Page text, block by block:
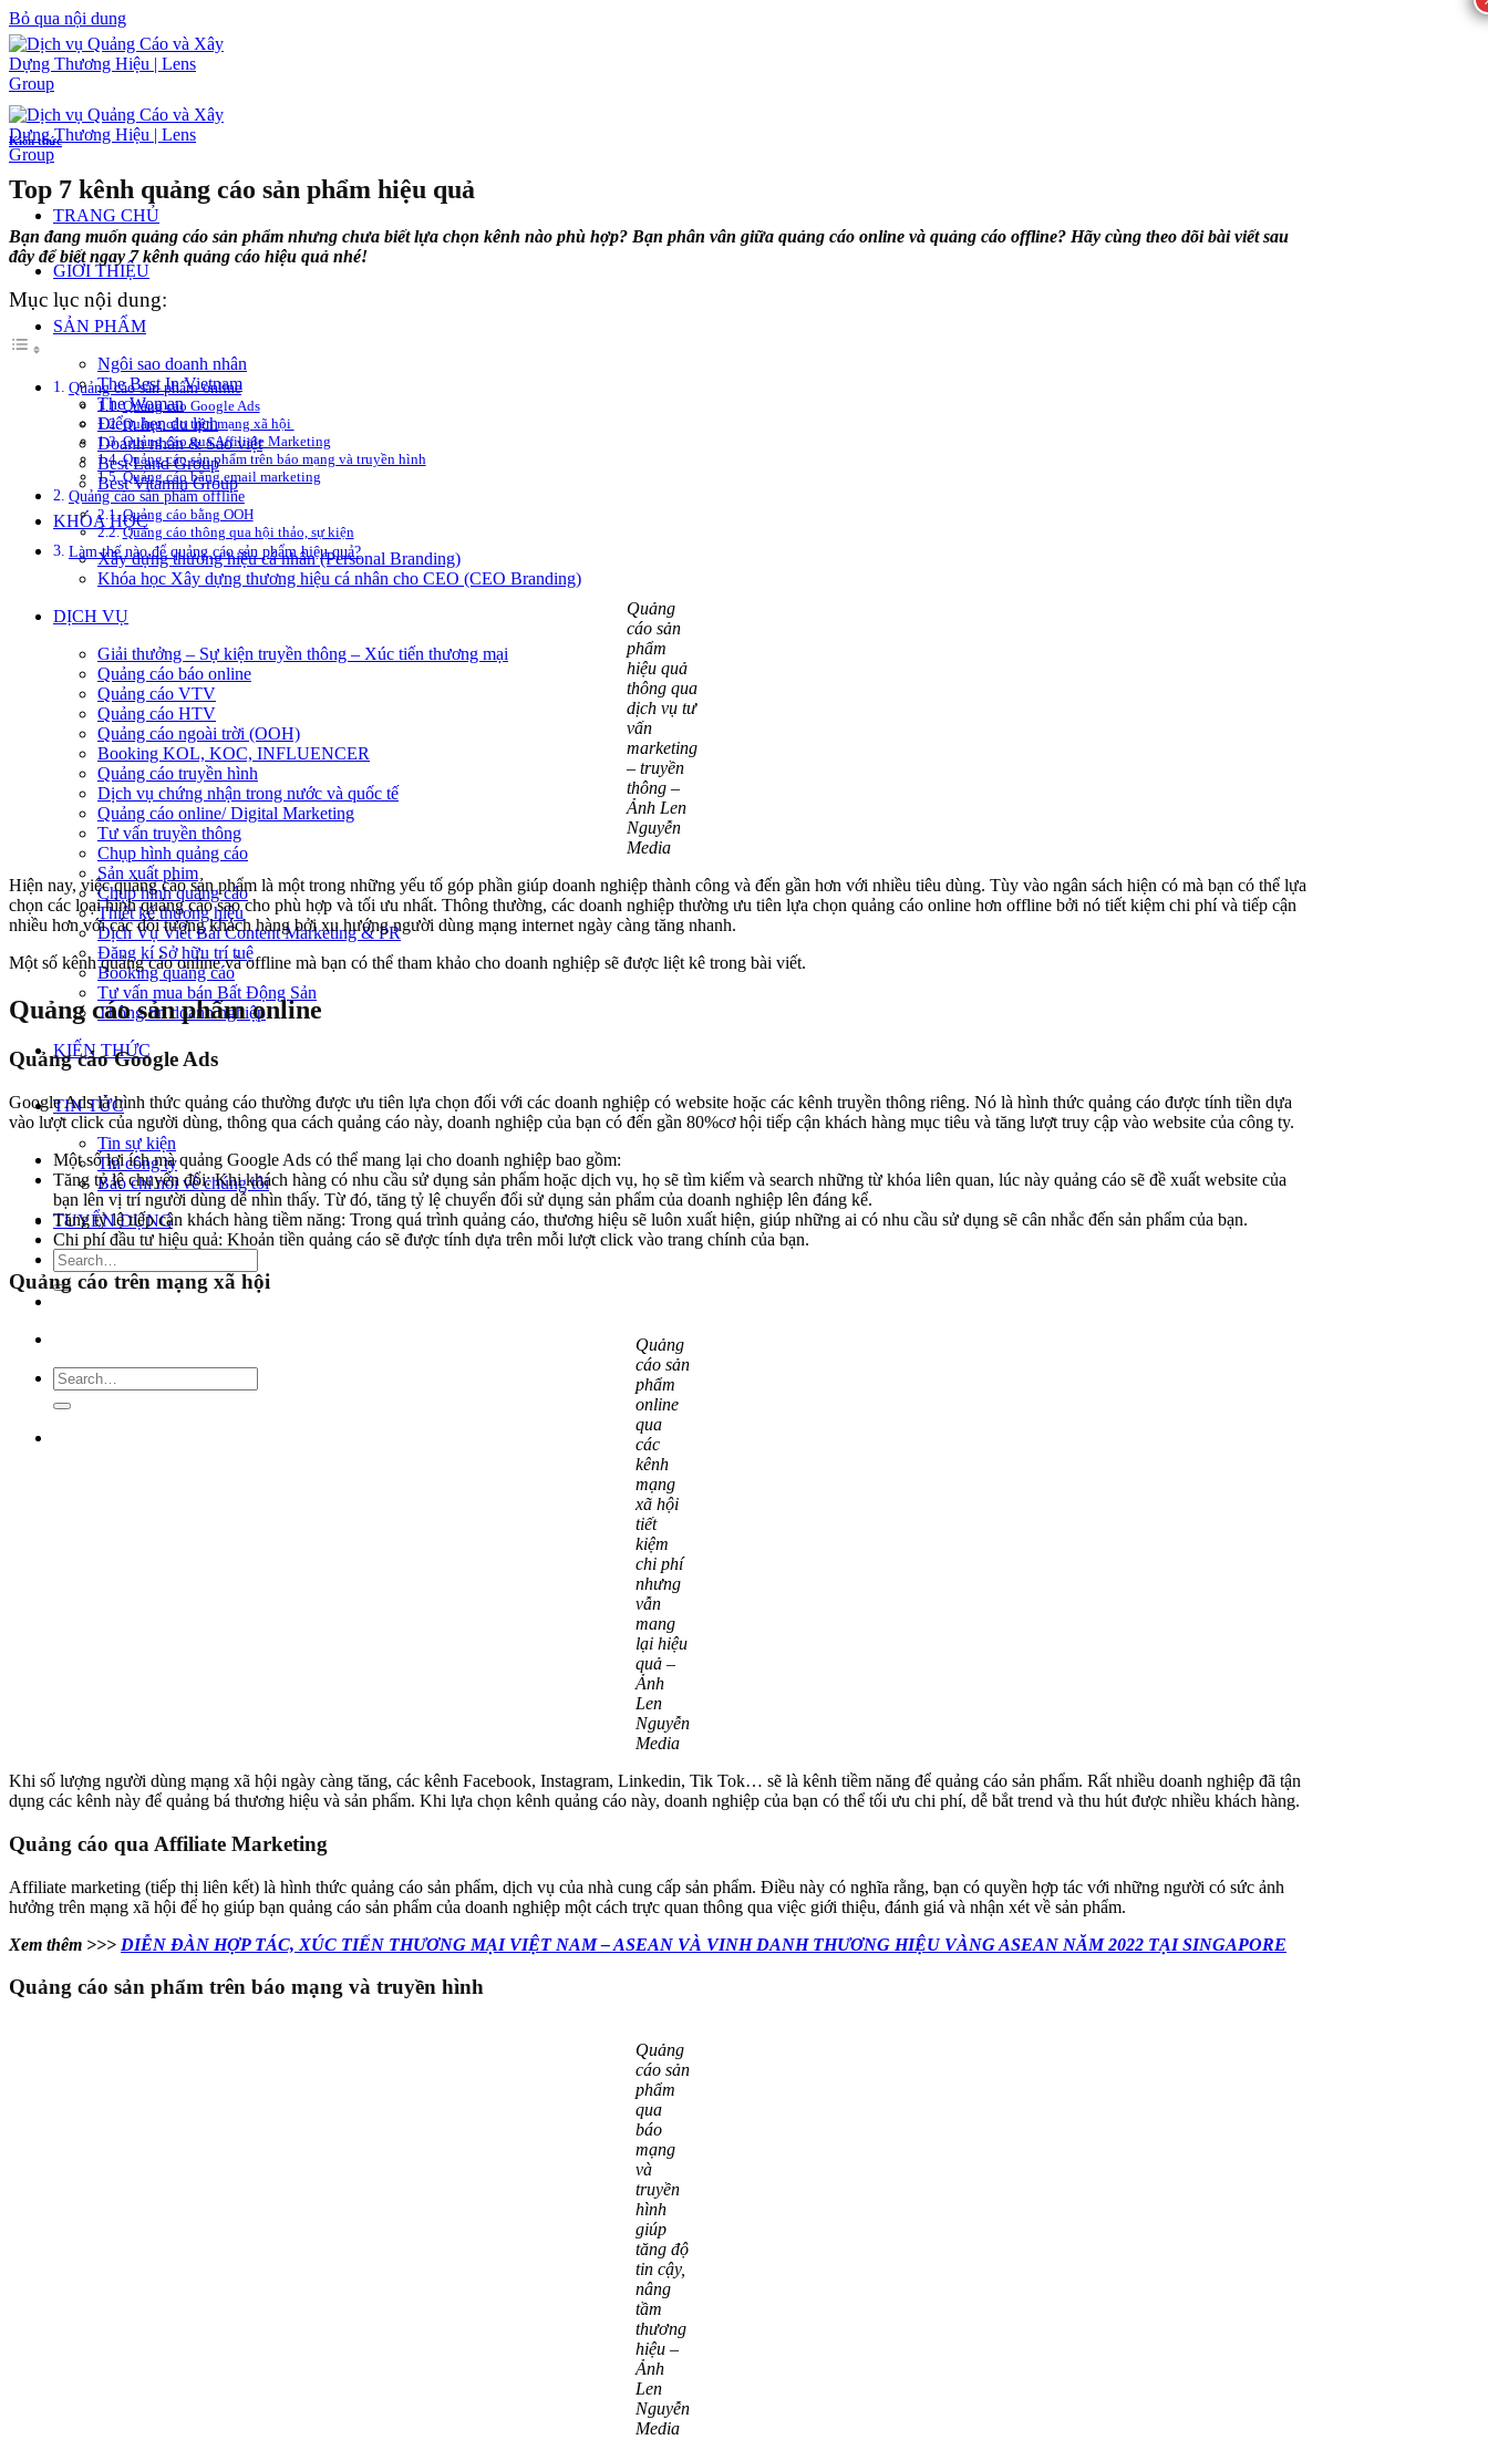
Bỏ qua nội dung
TRANG CHỦ
GIỚI THIỆU
SẢN PHẨM
Ngôi sao doanh nhân
The Best In Vietnam
The Woman
Điểm hẹn du lịch
Doanh nhân & Sao việt
Best Land Group
Best Vitamin Group
KHÓA HỌC
Xây dựng thương hiệu cá nhân (Personal Branding)
Khóa học Xây dựng thương hiệu cá nhân cho CEO (CEO Branding)
DỊCH VỤ
Giải thưởng – Sự kiện truyền thông – Xúc tiến thương mại
Quảng cáo báo online
Quảng cáo VTV
Quảng cáo HTV
Quảng cáo ngoài trời (OOH)
Booking KOL, KOC, INFLUENCER
Quảng cáo truyền hình
Dịch vụ chứng nhận trong nước và quốc tế
Quảng cáo online/ Digital Marketing
Tư vấn truyền thông
Chụp hình quảng cáo
Sản xuất phim
Chụp hình quảng cáo
Thiết kế thương hiệu
Dịch Vụ Viết Bài Content Marketing & PR
Đăng kí Sở hữu trí tuệ
Booking quảng cáo
Tư vấn mua bán Bất Động Sản
Thông tin doanh nghiệp
KIẾN THỨC
TIN TỨC
Tin sự kiện
Tin công ty
Báo chí nói về chúng tôi
TUYỂN DỤNG
Kiến thức
Top 7 kênh quảng cáo sản phẩm hiệu quả
Bạn đang muốn quảng cáo sản phẩm nhưng chưa biết lựa chọn kênh nào phù hợp? Bạn phân vân giữa quảng cáo online và quảng cáo offline? Hãy cùng theo dõi bài viết sau
đây để biết ngay 7 kênh quảng cáo hiệu quả nhé!
Mục lục nội dung:
Quảng cáo sản phẩm online
Quảng cáo Google Ads
Quảng cáo trên mạng xã hội
Quảng cáo qua Affiliate Marketing
Quảng cáo sản phẩm trên báo mạng và truyền hình
Quảng cáo bằng email marketing
Quảng cáo sản phẩm offline
Quảng cáo bằng OOH
Quảng cáo thông qua hội thảo, sự kiện
Làm thế nào để quảng cáo sản phẩm hiệu quả?
Quảng
cáo sản
phẩm
hiệu quả
thông qua
dịch vụ tư
vấn
marketing
– truyền
thông –
Ảnh Len
Nguyễn
Media
Hiện nay, việc quảng cáo sản phẩm là một trong những yếu tố góp phần giúp doanh nghiệp thành công và đến gần hơn với nhiều tiêu dùng. Tùy vào ngân sách hiện có mà bạn có thể lựa
chọn các loại hình quảng cáo sao cho phù hợp và tối ưu nhất. Thông thường, các doanh nghiệp thường ưu tiên lựa chọn quảng cáo online hơn offline bởi nó tiết kiệm chi phí và tiếp cận
nhiều hơn với các đối tượng khách hàng bởi xu hướng người dùng mạng internet ngày càng tăng nhanh.
Một số kênh quảng cáo online và offline mà bạn có thể tham khảo cho doanh nghiệp sẽ được liệt kê trong bài viết.
Quảng cáo sản phẩm online
Quảng cáo Google Ads
Google Ads là hình thức quảng cáo thường được ưu tiên lựa chọn đối với các doanh nghiệp có website hoặc các kênh truyền thông riêng. Nó là hình thức quảng cáo được tính tiền dựa
vào lượt click của người dùng, thông qua cách quảng cáo này, doanh nghiệp của bạn có đến gần 80%cơ hội tiếp cận khách hàng mục tiêu và tăng lượt truy cập vào website của công ty.
Một số lợi ích mà quảng Google Ads có thể mang lại cho doanh nghiệp bao gồm:
Tăng tỷ lệ chuyển đổi: Khi khách hàng có nhu cầu sử dụng sản phẩm hoặc dịch vụ, họ sẽ tìm kiếm và search những từ khóa liên quan, lúc này quảng cáo sẽ đề xuất website của
bạn lên vị trí người dùng dễ nhìn thấy. Từ đó, tăng tỷ lệ chuyển đổi sử dụng sản phẩm của doanh nghiệp lên đáng kể.
Tăng tỷ lệ tiếp cận khách hàng tiềm năng: Trong quá trình quảng cáo, thương hiệu sẽ luôn xuất hiện, giúp những ai có nhu cầu sử dụng sẽ cân nhắc đến sản phẩm của bạn.
Chi phí đầu tư hiệu quả: Khoản tiền quảng cáo sẽ được tính dựa trên mỗi lượt click vào trang chính của bạn.
Quảng cáo trên mạng xã hội
Quảng
cáo sản
phẩm
online
qua
các
kênh
mạng
xã hội
tiết
kiệm
chi phí
nhưng
vẫn
mang
lại hiệu
quả –
Ảnh
Len
Nguyễn
Media
Khi số lượng người dùng mạng xã hội ngày càng tăng, các kênh Facebook, Instagram, Linkedin, Tik Tok… sẽ là kênh tiềm năng để quảng cáo sản phẩm. Rất nhiều doanh nghiệp đã tận
dụng các kênh này để quảng bá thương hiệu và sản phẩm. Khi lựa chọn kênh quảng cáo này, doanh nghiệp của bạn có thể tối ưu chi phí, dễ bắt trend và thu hút được nhiều khách hàng.
Quảng cáo qua Affiliate Marketing
Affiliate marketing (tiếp thị liên kết) là hình thức quảng cáo sản phẩm, dịch vụ của nhà cung cấp sản phẩm. Điều này có nghĩa rằng, bạn có quyền hợp tác với những người có sức ảnh
hưởng trên mạng xã hội để họ giúp bạn quảng cáo sản phẩm của doanh nghiệp một cách trực quan thông qua việc giới thiệu, đánh giá và nhận xét về sản phẩm.
Xem thêm >>> DIỄN ĐÀN HỢP TÁC, XÚC TIẾN THƯƠNG MẠI VIỆT NAM – ASEAN VÀ VINH DANH THƯƠNG HIỆU VÀNG ASEAN NĂM 2022 TẠI SINGAPORE
Quảng cáo sản phẩm trên báo mạng và truyền hình
Quảng
cáo sản
phẩm
qua
báo
mạng
và
truyền
hình
giúp
tăng độ
tin cậy,
nâng
tầm
thương
hiệu –
Ảnh
Len
Nguyễn
Media